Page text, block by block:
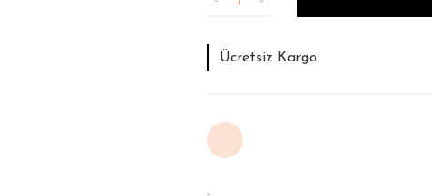
Tahmini Teslim Süresi : 12 İş Günü
Ücretsiz Kargo